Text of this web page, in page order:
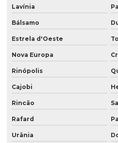
Lavínia
Bálsamo
Estrela d'Oeste
Nova Europa
Rinópolis
Cajobi
Rincão
Rafard
Urânia